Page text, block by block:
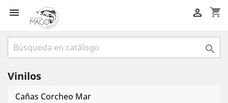
 shopping_cart


Vinilos
Cañas Corcheo Mar